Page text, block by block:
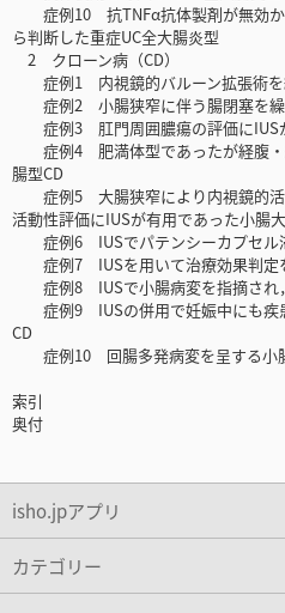
症例10 抗TNFα抗体製剤が無効か
ら判断した重症UC全大腸炎型
2 クローン病（CD）
症例1 内視鏡的バルーン拡張術を
症例2 小腸狭窄に伴う腸閉塞を繰
症例3 肛門周囲膿瘍の評価にIUS
症例4 肥満体型であったが経腹・
腸型CD
症例5 大腸狭窄により内視鏡的活
活動性評価にIUSが有用であった小腸
症例6 IUSでパテンシーカプセル
症例7 IUSを用いて治療効果判定
症例8 IUSで小腸病変を指摘され
症例9 IUSの併用で妊娠中にも疾
CD
症例10 回腸多発病変を呈する小
索引
奥付
isho.jpアプリ
カテゴリー